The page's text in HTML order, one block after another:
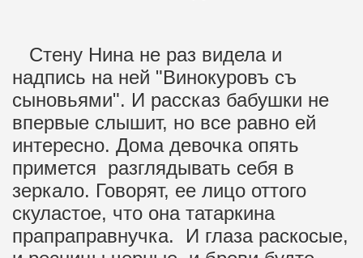
Стену Нина не раз видела и
надпись на ней "Винокуровъ съ
сыновьями". И рассказ бабушки не
впервые слышит, но все равно ей
интересно. Дома девочка опять
примется разглядывать себя в
зеркало. Говорят, ее лицо оттого
скуластое, что она татаркина
прапраправнучка. И глаза раскосые,